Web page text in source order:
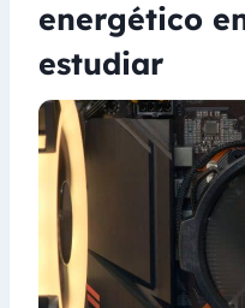
energético
estudiar